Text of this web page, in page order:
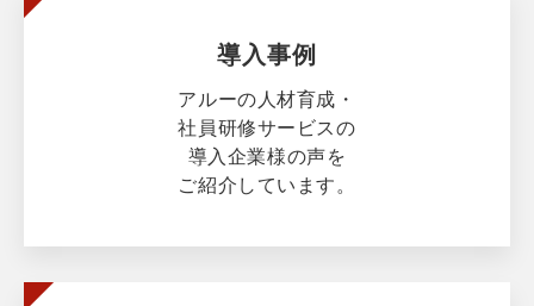
導入事例
アルーの人材育成・
社員研修サービスの
導入企業様の声を
ご紹介しています。